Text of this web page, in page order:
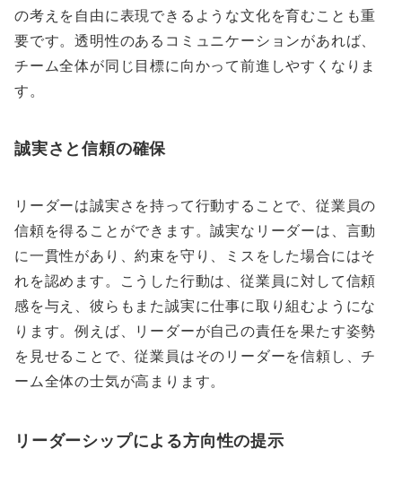
の考えを自由に表現できるような文化を育むことも重
要です。透明性のあるコミュニケーションがあれば、
チーム全体が同じ目標に向かって前進しやすくなりま
す。
誠実さと信頼の確保
リーダーは誠実さを持って行動することで、従業員の
信頼を得ることができます。誠実なリーダーは、言動
に一貫性があり、約束を守り、ミスをした場合にはそ
れを認めます。こうした行動は、従業員に対して信頼
感を与え、彼らもまた誠実に仕事に取り組むようにな
ります。例えば、リーダーが自己の責任を果たす姿勢
を見せることで、従業員はそのリーダーを信頼し、チ
ーム全体の士気が高まります。
リーダーシップによる方向性の提示